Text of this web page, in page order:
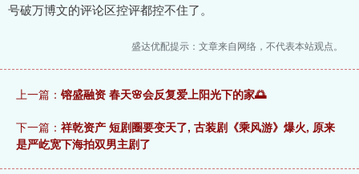
号破万博文的评论区控评都控不住了。
盛达优配提示：文章来自网络，不代表本站观点。
上一篇： 镕盛融资 春天🌸会反复爱上阳光下的家🌅
下一篇： 祥乾资产 短剧圈要变天了, 古装剧《乘风游》爆火, 原来
是严屹宽下海拍双男主剧了